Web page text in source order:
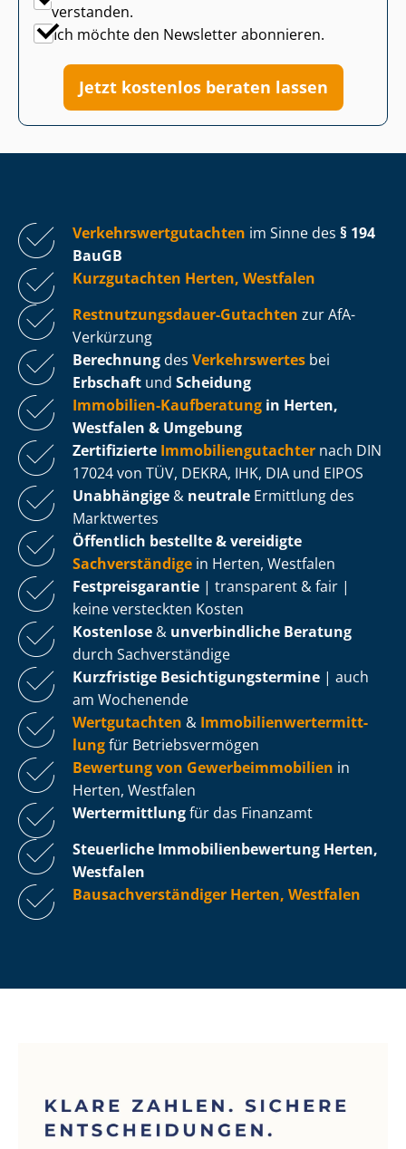
verstanden.
Ich möchte den Newsletter abonnieren.
Jetzt kostenlos beraten lassen
Ver­kehrs­wert­gut­ach­ten im Sinne des § 194
BauGB
Kurzgutachten Herten, Westfalen
Rest­nut­zungs­dau­er-Gutachten zur AfA-
Verkürzung
Berechnung des Verkehrswertes bei
Erbschaft und Scheidung
Immobilien-Kaufberatung in Herten,
Westfalen & Umgebung
Zertifizierte Im­mo­bi­li­en­gut­ach­ter nach DIN
17024 von TÜV, DEKRA, IHK, DIA und EIPOS
Unabhängige & neutrale Ermittlung des
Marktwertes
Öffentlich bestellte & vereidigte
Sachverständige in Herten, Westfalen
Fest­preis­ga­ran­tie | transparent & fair |
keine versteckten Kosten
Kostenlose & unverbindliche Beratung
durch Sachverständige
Kurzfristige Be­sich­ti­gungs­ter­mi­ne | auch
am Wochenende
Wertgutachten & Im­mo­bi­li­en­wert­ermitt­
lungfür Be­triebs­ver­mö­gen
Bewertung von Ge­wer­be­im­mo­bi­li­en in
Herten, Westfalen
Wertermittlungfür das Finanzamt
Steuerliche Im­mo­bi­li­en­be­wer­tung Herten,
Westfalen
Bau­sach­ver­stän­di­ger Herten, Westfalen